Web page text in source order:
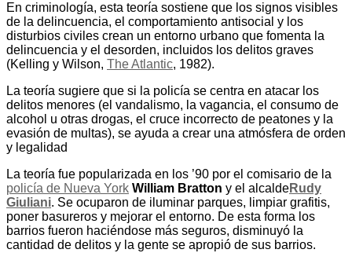
En criminología, esta teoría sostiene que los signos visibles
de la delincuencia, el comportamiento antisocial y los
disturbios civiles crean un entorno urbano que fomenta la
delincuencia y el desorden, incluidos los delitos graves
(Kelling y Wilson, The Atlantic, 1982).
La teoría sugiere que si la policía se centra en atacar los
delitos menores (el vandalismo, la vagancia, el consumo de
alcohol u otras drogas, el cruce incorrecto de peatones y la
evasión de multas), se ayuda a crear una atmósfera de orden
y legalidad
La teoría fue popularizada en los ’90 por el comisario de la
policía de Nueva York William Bratton y el alcaldeRudy
Giuliani. Se ocuparon de iluminar parques, limpiar grafitis,
poner basureros y mejorar el entorno. De esta forma los
barrios fueron haciéndose más seguros, disminuyó la
cantidad de delitos y la gente se apropió de sus barrios.